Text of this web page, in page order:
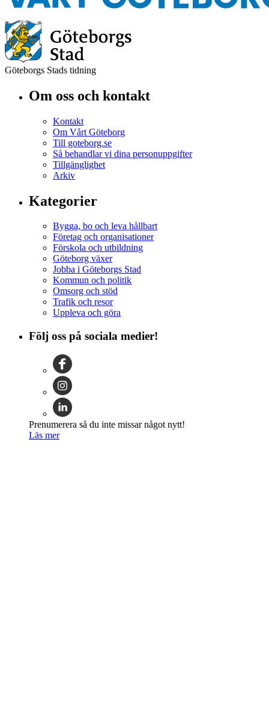
Göteborgs Stads tidning
Om oss och kontakt
Kontakt
Om Vårt Göteborg
Till goteborg.se
Så behandlar vi dina personuppgifter
Tillgänglighet
Arkiv
Kategorier
Bygga, bo och leva hållbart
Företag och organisationer
Förskola och utbildning
Göteborg växer
Jobba i Göteborgs Stad
Kommun och politik
Omsorg och stöd
Trafik och resor
Uppleva och göra
Följ oss på sociala medier!
Prenumerera så du inte missar något nytt!
Läs mer